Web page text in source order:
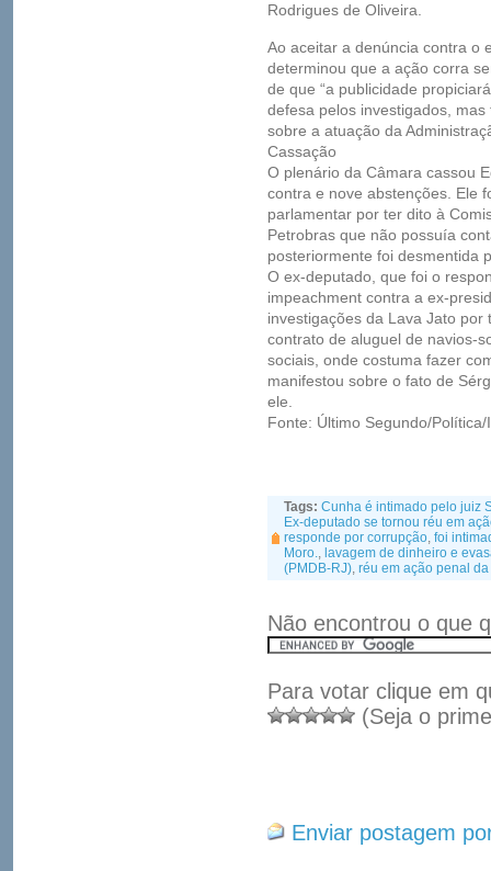
Rodrigues de Oliveira.
Ao aceitar a denúncia contra o
determinou que a ação corra
de que “a publicidade
defesa pelos investigados,
sobre a atuação da
Cassação
O plenário da Câmara cassou
contra e nove abstenções. Ele
parlamentar por ter dito à
Petrobras que não possuía
posteriormente foi desmentida
O ex-deputado, que foi o
impeachment contra a ex-
investigações da Lava Jato
contrato de aluguel de navios-
sociais, onde costuma fazer
manifestou sobre o fato de
ele.
Fonte: Último Segundo/
Tags: Cunha é intimado pelo juiz
Ex-deputado se tornou réu em
responde por corrupção, foi
Moro., lavagem de dinheiro e
(PMDB-RJ), réu em ação penal
Não encontrou o que
Para votar clique em
(Seja o
Enviar postagem